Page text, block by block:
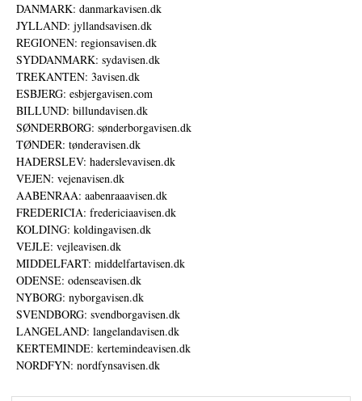
DANMARK: danmarkavisen.dk
JYLLAND: jyllandsavisen.dk
REGIONEN: regionsavisen.dk
SYDDANMARK: sydavisen.dk
TREKANTEN: 3avisen.dk
ESBJERG: esbjergavisen.com
BILLUND: billundavisen.dk
SØNDERBORG: sønderborgavisen.dk
TØNDER: tønderavisen.dk
HADERSLEV: haderslevavisen.dk
VEJEN: vejenavisen.dk
AABENRAA: aabenraaavisen.dk
FREDERICIA: fredericiaavisen.dk
KOLDING: koldingavisen.dk
VEJLE: vejleavisen.dk
MIDDELFART: middelfartavisen.dk
ODENSE: odenseavisen.dk
NYBORG: nyborgavisen.dk
SVENDBORG: svendborgavisen.dk
LANGELAND: langelandavisen.dk
KERTEMINDE: kertemindeavisen.dk
NORDFYN: nordfynsavisen.dk